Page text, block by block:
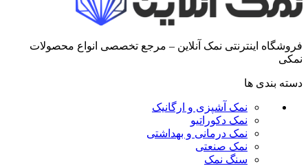
فروشگاه اینترنتی نمک آنلاین – مرجع تخصصی انواع محصولات
نمکی
دسته بندی ها
نمک آشپزی و ارگانیک
نمک دکوراتیو
نمک درمانی و بهداشتی
نمک صنعتی
سنگ نمک